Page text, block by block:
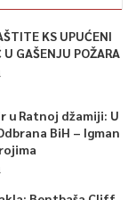
kroz planski
one nisu u
što se dešava –
na posljednoj
provođenja
na području
Kristić. Marijela
KS UPUĆENI
GAŠENJU POŽARA
u Ratnoj džamiji: U
BiH – Igman